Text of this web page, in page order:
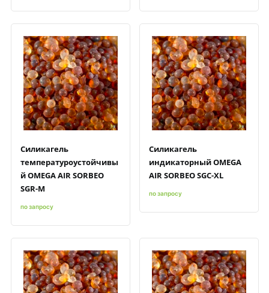
Быстрый просмотрДобавить к сравнению
Добавить в избранное
Силикагель
температуроустойчивы
й OMEGA AIR SORBEO
SGR-M
по запросу
Быстрый просмотрДобавить к сравнению
Добавить в избранное
Силикагель
индикаторный OMEGA
AIR SORBEO SGC-XL
по запросу